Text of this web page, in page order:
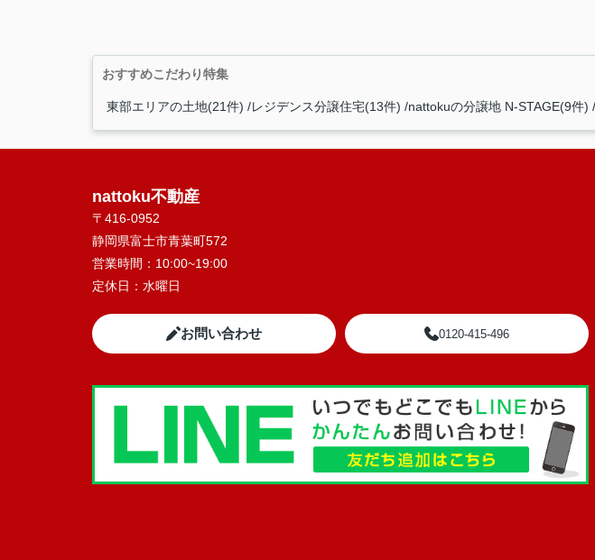
おすすめこだわり特集
東部エリアの土地(21件) レジデンス分譲住宅(13件) nattokuの分譲地 N-STAGE(9件)
nattoku不動産
〒416-0952
静岡県富士市青葉町572
営業時間： 10:00~19:00
定休日： 水曜日
お問い合わせ 0120-415-496